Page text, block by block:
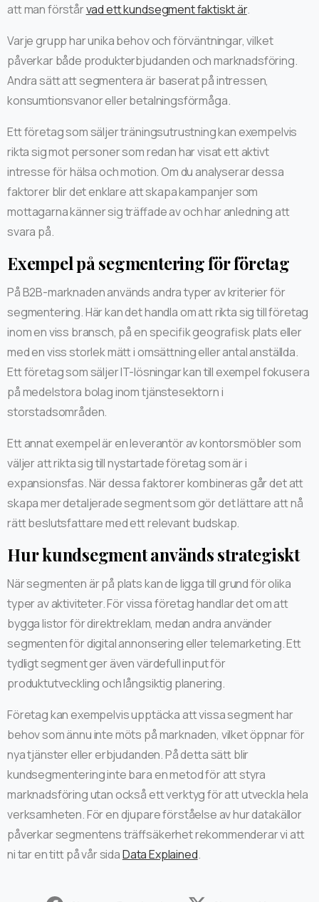
att man förstårvad ett kundsegment faktiskt är.
Varje grupp har unika behov och förväntningar, vilket
påverkar både produkterbjudanden och marknadsföring.
Andra sätt att segmentera är baserat på intressen,
konsumtionsvanor eller betalningsförmåga.
Ett företag som säljer träningsutrustning kan exempelvis
rikta sig mot personer som redan har visat ett aktivt
intresse för hälsa och motion. Om du analyserar dessa
faktorer blir det enklare att skapa kampanjer som
mottagarna känner sig träffade av och har anledning att
svara på.
Exempel på segmentering för företag
På B2B-marknaden används andra typer av kriterier för
segmentering. Här kan det handla om att rikta sig till företag
inom en viss bransch, på en specifik geografisk plats eller
med en viss storlek mätt i omsättning eller antal anställda.
Ett företag som säljer IT-lösningar kan till exempel fokusera
på medelstora bolag inom tjänstesektorn i
storstadsområden.
Ett annat exempel är en leverantör av kontorsmöbler som
väljer att rikta sig till nystartade företag som är i
expansionsfas. När dessa faktorer kombineras går det att
skapa mer detaljerade segment som gör det lättare att nå
rätt beslutsfattare med ett relevant budskap.
Hur kundsegment används strategiskt
När segmenten är på plats kan de ligga till grund för olika
typer av aktiviteter. För vissa företag handlar det om att
bygga listor för direktreklam, medan andra använder
segmenten för digital annonsering eller telemarketing. Ett
tydligt segment ger även värdefull input för
produktutveckling och långsiktig planering.
Företag kan exempelvis upptäcka att vissa segment har
behov som ännu inte möts på marknaden, vilket öppnar för
nya tjänster eller erbjudanden. På detta sätt blir
kundsegmentering inte bara en metod för att styra
marknadsföring utan också ett verktyg för att utveckla hela
verksamheten. För en djupare förståelse av hur datakällor
påverkar segmentens träffsäkerhet rekommenderar vi att
ni tar en titt på vår sidaData Explained.